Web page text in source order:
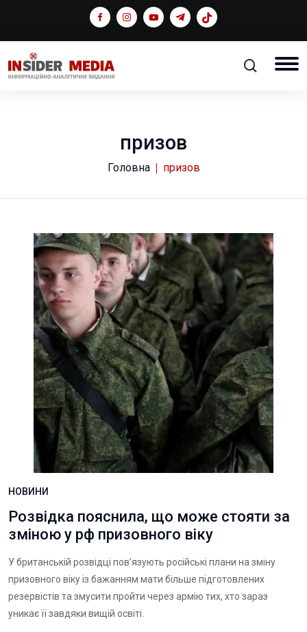
призов
Головна призов
НОВИНИ
Розвідка пояснила, що може стояти за
зміною у рф призовного віку
У британській розвідці пов’язують російські плани на зміну
призовного віку із бажанням мати більше підготовлених
резервістів та змусити пройти через армію тих, хто зараз
уникає її завдяки вищій освіті.